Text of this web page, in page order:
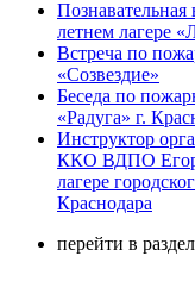
Познавательная
летнем лагере
Встреча по
«Созвездие»
Беседа по
«Радуга» г.
Инструктор
ККО ВДПО
лагере
Краснодара
перейти в раздел